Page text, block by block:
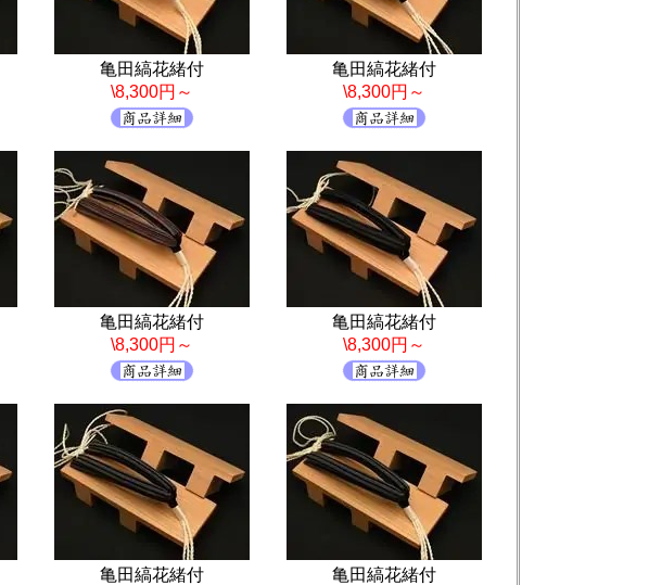
亀田縞花緒付
\8,300円～
亀田縞花緒付
\8,300円～
亀田縞花緒付
\8,300円～
亀田縞花緒付
\8,300円～
亀田縞花緒付
亀田縞花緒付